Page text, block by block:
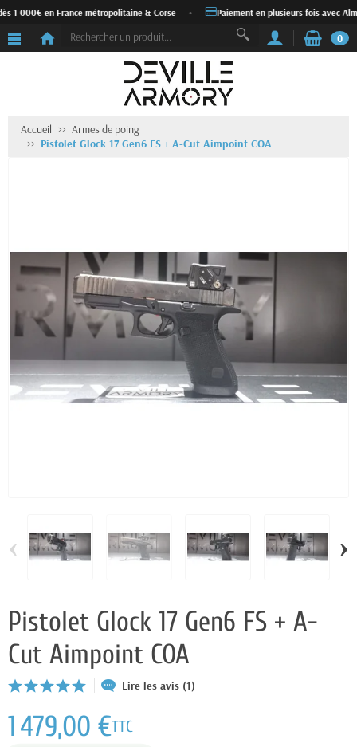
1 000€ en France métropolitaine & Corse Paiement en plusieurs fois avec Alma
0
Accueil
Armes de poing
Pistolet Glock 17 Gen6 FS + A-Cut Aimpoint COA
‹ ›
Pistolet Glock 17 Gen6 FS + A-
Cut Aimpoint COA
Lire les avis (1)
1 479,00 €TTC